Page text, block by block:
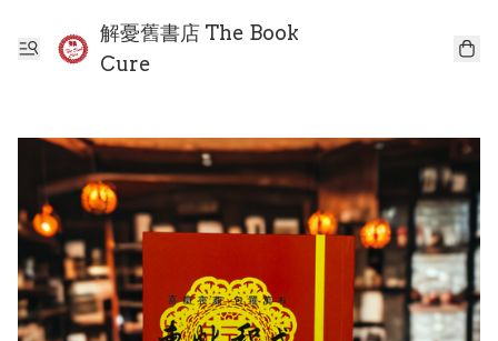
解憂舊書店 The Book
Cure